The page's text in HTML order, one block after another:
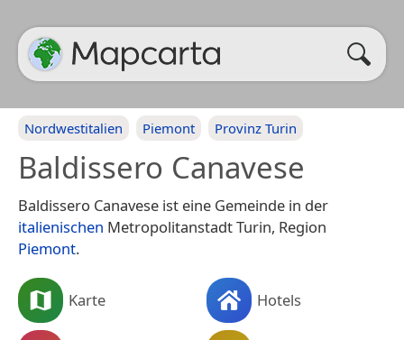
Nordwestitalien Piemont Provinz Turin
Baldissero Canavese
Baldissero Canavese ist eine Gemeinde in der
italienischen Metropolitanstadt Turin, Region
Piemont.
Karte Hotels